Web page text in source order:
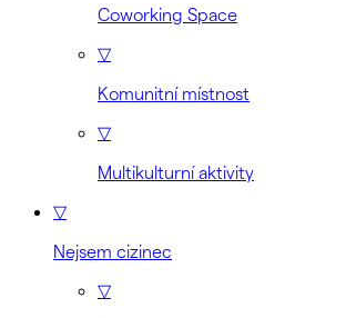
Coworking Space
▽
Komunitní místnost
▽
Multikulturní aktivity
▽
Nejsem cizinec
▽